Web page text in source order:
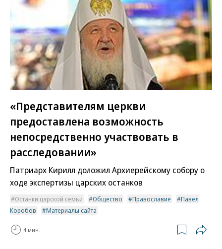
«Представителям церкви
предоставлена возможность
непосредственно участвовать в
расследовании»
Патриарх Кирилл доложил Архиерейскому собору о
ходе экспертизы царских останков
Останки царской семьи Общество Православие
Павел
Коробов
Материалы сайта
4 мин.